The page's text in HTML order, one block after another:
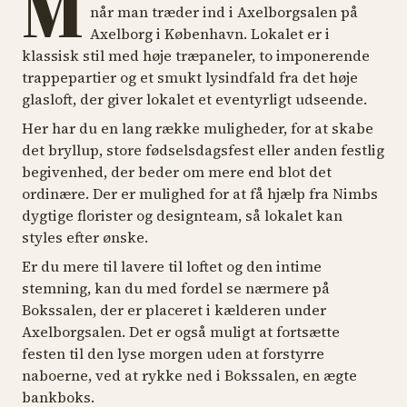
når man træder ind i Axelborgsalen på
Axelborg i København. Lokalet er i
klassisk stil med høje træpaneler, to imponerende
trappepartier og et smukt lysindfald fra det høje
glasloft, der giver lokalet et eventyrligt udseende.
Her har du en lang række muligheder, for at skabe
det bryllup, store fødselsdagsfest eller anden festlig
begivenhed, der beder om mere end blot det
ordinære. Der er mulighed for at få hjælp fra Nimbs
dygtige florister og designteam, så lokalet kan
styles efter ønske.
Er du mere til lavere til loftet og den intime
stemning, kan du med fordel se nærmere på
Bokssalen, der er placeret i kælderen under
Axelborgsalen. Det er også muligt at fortsætte
festen til den lyse morgen uden at forstyrre
naboerne, ved at rykke ned i Bokssalen, en ægte
bankboks.